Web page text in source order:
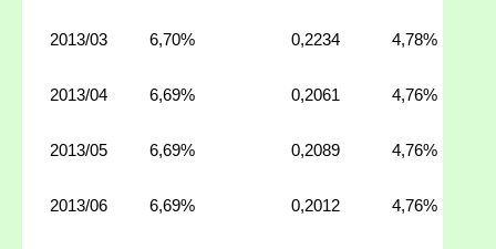
2013/03 6,70% 0,2234 4,78%
2013/04 6,69% 0,2061 4,76%
2013/05 6,69% 0,2089 4,76%
2013/06 6,69% 0,2012 4,76%